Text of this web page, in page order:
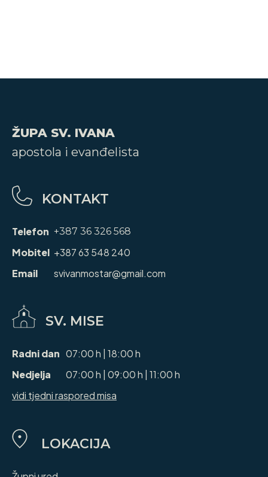
ŽUPA SV. IVANA
apostola i evanđelista
KONTAKT
Telefon +387 36 326 568
Mobitel +387 63 548 240
Email
svivanmostar@gmail.com
SV. MISE
Radni dan 07:00 h | 18:00 h
Nedjelja
07:00 h | 09:00 h | 11:00 h
vidi tjedni raspored misa
LOKACIJA